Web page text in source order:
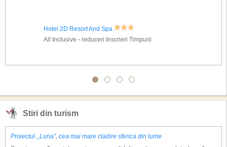
Hotel 2D Resort And Spa
All Inclusive - reduceri Inscrieri Timpurii
Stiri din turism
Proiectul ,,Luna'', cea mai mare cladire sferica din lume